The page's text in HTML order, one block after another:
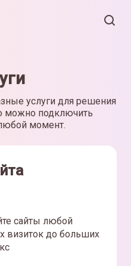
услуги для решения
можно подключить
момент.
сайты любой
визиток до больших